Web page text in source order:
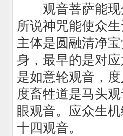
观音菩萨能现
所说神咒能使众
主体是圆融清净
身，最早的是对
是如意轮观音，
度畜牲道是马头
眼观音。应众生
十四观音。